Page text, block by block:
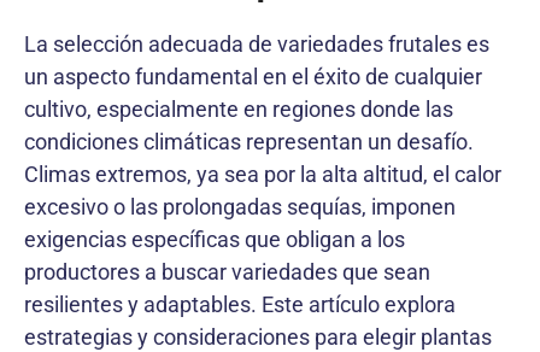
La selección adecuada de variedades frutales es
un aspecto fundamental en el éxito de cualquier
cultivo, especialmente en regiones donde las
condiciones climáticas representan un desafío.
Climas extremos, ya sea por la alta altitud, el calor
excesivo o las prolongadas sequías, imponen
exigencias específicas que obligan a los
productores a buscar variedades que sean
resilientes y adaptables. Este artículo explora
estrategias y consideraciones para elegir plantas